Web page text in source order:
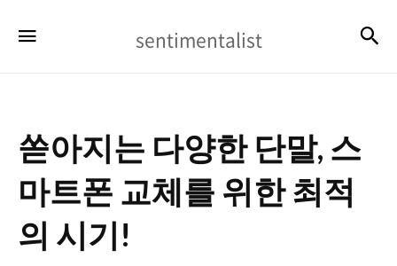
sentimentalist
쏟아지는 다양한 단말, 스
마트폰 교체를 위한 최적
의 시기!